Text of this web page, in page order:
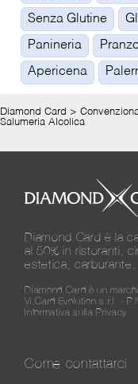
Senza Glutine
Panineria
Apericena
Diamond Card >
Salumeria Alcolica
Diamond Card è la
al 50% in ristoranti,
estetica,
Diamond Card è un
Vi.Card Evolution s.r.l. -
Informativa sulla Privacy
Come contattarci